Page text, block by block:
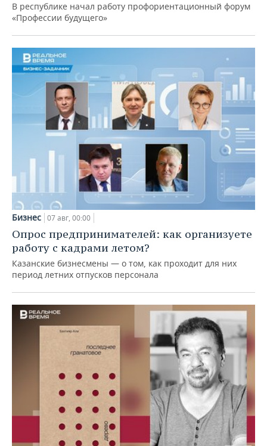
В республике начал работу профориентационный форум
«Профессии будущего»
Бизнес 07 авг, 00:00
Опрос предпринимателей: как организуете
работу с кадрами летом?
Казанские бизнесмены — о том, как проходит для них
период летних отпусков персонала